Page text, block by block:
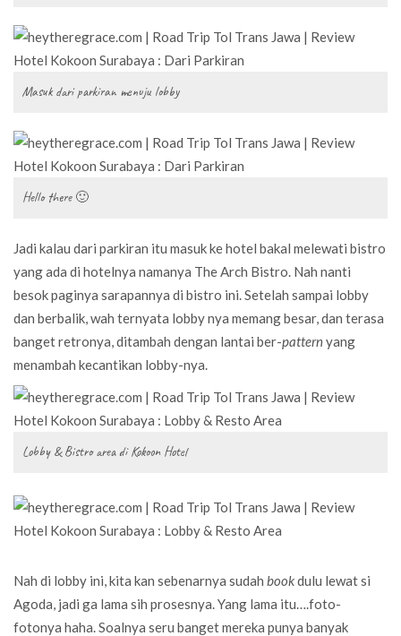
Masuk dari parkiran menuju lobby
Hello there 🙂
Jadi kalau dari parkiran itu masuk ke hotel bakal melewati bistro
yang ada di hotelnya namanya The Arch Bistro. Nah nanti
besok paginya sarapannya di bistro ini. Setelah sampai lobby
dan berbalik, wah ternyata lobby nya memang besar, dan terasa
banget retronya, ditambah dengan lantai ber-patternyang
menambah kecantikan lobby-nya.
Lobby & Bistro area di Kokoon Hotel
Nah di lobby ini, kita kan sebenarnya sudah bookdulu lewat si
Agoda, jadi ga lama sih prosesnya. Yang lama itu….foto-
fotonya haha. Soalnya seru banget mereka punya banyak